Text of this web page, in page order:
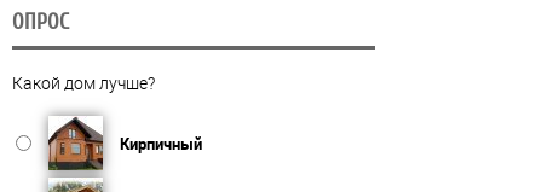
ОПРОС
Какой дом лучше?
Кирпичный